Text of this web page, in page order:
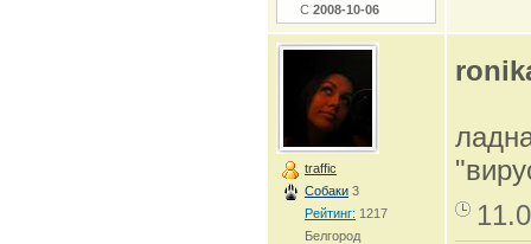
С 2008-10-06
traffic
Собаки 3
Рейтинг: 1217
Белгород